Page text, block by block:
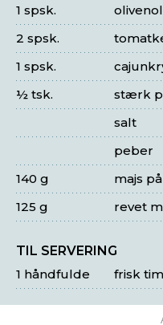
1 spsk.
2 spsk.
1 spsk.
stærk
½ tsk.
salt
peber
majs
140 g
revet
125 g
TIL SERVERING
frisk
1 håndfulde